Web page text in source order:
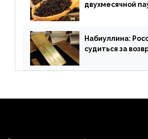
двухмесячной
Набиуллина:
судиться за
страны